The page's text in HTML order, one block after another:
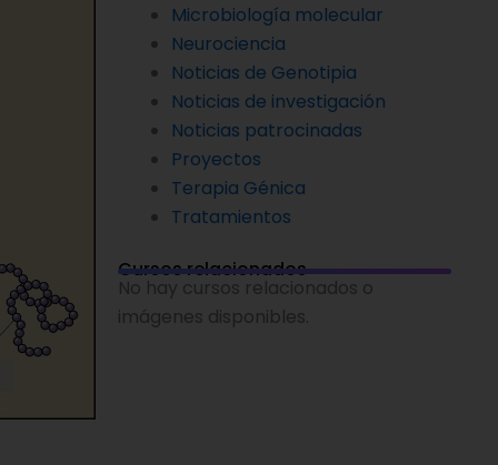
Microbiología molecular
Neurociencia
Noticias de Genotipia
Noticias de investigación
Noticias patrocinadas
Proyectos
Terapia Génica
Tratamientos
Cursos relacionados
No hay cursos relacionados o
imágenes disponibles.